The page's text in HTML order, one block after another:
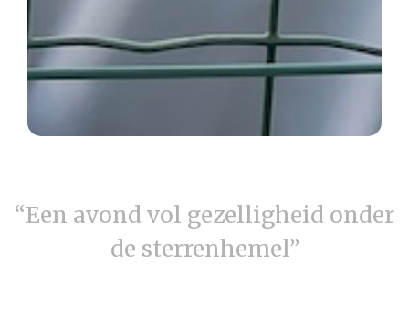
“Een avond vol gezelligheid onder
de sterrenhemel”